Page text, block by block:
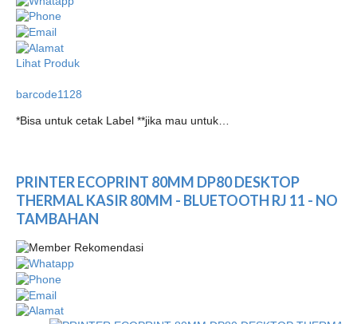
Lihat Produk
barcode1128
*Bisa untuk cetak Label **jika mau untuk…
PRINTER ECOPRINT 80MM DP80 DESKTOP
THERMAL KASIR 80MM - BLUETOOTH RJ 11 - NO
TAMBAHAN